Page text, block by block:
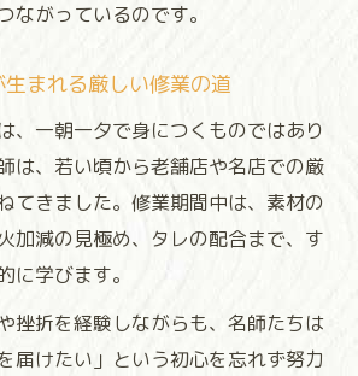
ながっているのです。
まれる厳しい修業の道
、一朝一夕で身につくものではあり
は、若い頃から老舗店や名店での厳
てきました。修業期間中は、素材の
加減の見極め、タレの配合まで、す
に学びます。
挫折を経験しながらも、名師たちは
届けたい」という初心を忘れず努力